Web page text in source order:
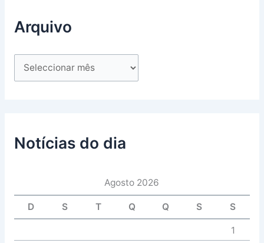
Arquivo
Notícias do dia
Agosto 2026
D S T Q Q S S
1